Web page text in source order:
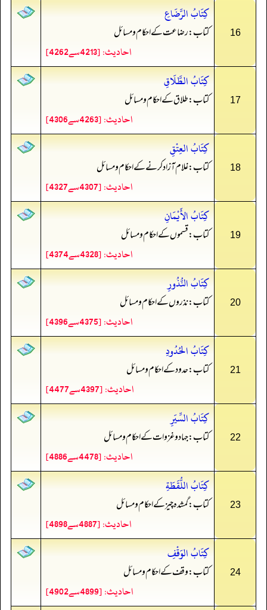
16
كِتَابُ الرَّضَاعِ
کتاب: رضاعت کے احکام و مسائل
احادیث: [4213سے4262]
17
كِتَابُ الطَّلَاقِ
کتاب: طلاق کے احکام و مسائل
احادیث: [4263سے4306]
18
كِتَابُ العِتْقِ
کتاب: غلام آزاد کرنے کے احکام و مسائل
احادیث: [4307سے4327]
19
كِتَابُ الأَيْمَانِ
کتاب: قسموں کے احکام و مسائل
احادیث: [4328سے4374]
20
كِتَابُ النُّذُورِ
کتاب: نذروں کے احکام و مسائل
احادیث: [4375سے4396]
21
كِتَابُ الحُدُودِ
کتاب: حدود کے احکام و مسائل
احادیث: [4397سے4477]
22
كِتَابُ السِّيَرِ
کتاب: جہاد و غزوات کے احکام و مسائل
احادیث: [4478سے4886]
23
كِتَابُ اللُّقَطَةِ
کتاب: گمشدہ چیز کے احکام و مسائل
احادیث: [4887سے4898]
24
كِتَابُ الوَقْفِ
کتاب: وقف کے احکام و مسائل
احادیث: [4899سے4902]